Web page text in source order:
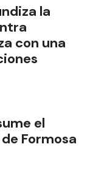
la
con una
el
Formosa